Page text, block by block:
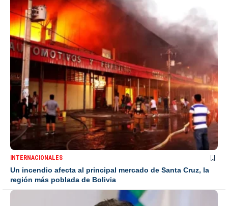
INTERNACIONALES
Un incendio afecta al principal mercado de Santa Cruz, la
región más poblada de Bolivia